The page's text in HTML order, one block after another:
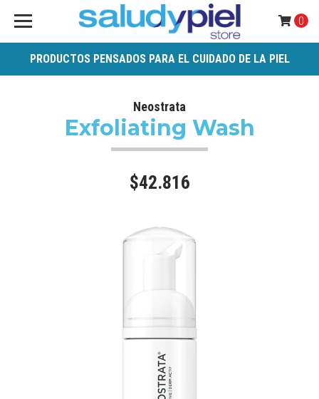
PRODUCTOS PENSADOS PARA EL CUIDADO DE LA PIEL
0
Neostrata
Exfoliating Wash
$42.816